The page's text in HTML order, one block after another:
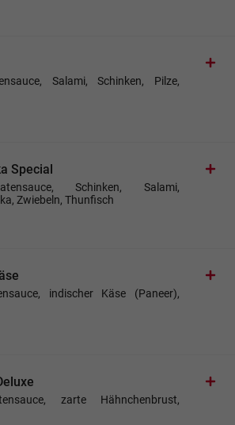
Salami, Schinken, Pilze,
Special
Schinken, Salami,
Zwiebeln, Thunfisch
indischer Käse (Paneer),
zarte Hähnchenbrust,